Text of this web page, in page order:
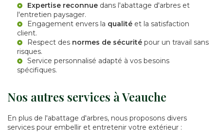
Expertise reconnue dans l'abattage d'arbres et
l'entretien paysager.
Engagement envers la qualité et la satisfaction
client.
Respect des normes de sécurité pour un travail sans
risques.
Service personnalisé adapté à vos besoins
spécifiques.
Nos autres services à Veauche
En plus de l'abattage d'arbres, nous proposons divers
services pour embellir et entretenir votre extérieur :